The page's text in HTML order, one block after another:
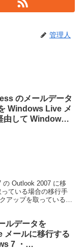
管理人
のメールデータ
Windows Live メ
由して Windows 7
の Outlook 2007 に移
ている場合の移行手
アップを取っている場
ルデータを
ールに移行する
7 ・